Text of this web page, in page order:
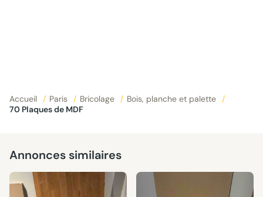
Accueil / Paris / Bricolage / Bois, planche et palette
/
70 Plaques de MDF
Annonces similaires